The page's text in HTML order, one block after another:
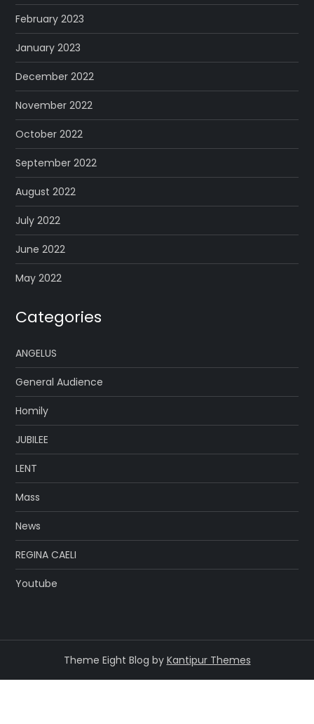
February 2023
January 2023
December 2022
November 2022
October 2022
September 2022
August 2022
July 2022
June 2022
May 2022
Categories
ANGELUS
General Audience
Homily
JUBILEE
LENT
Mass
News
REGINA CAELI
Youtube
Theme Eight Blog by Kantipur Themes